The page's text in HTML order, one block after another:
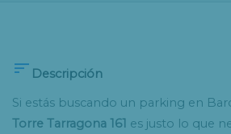
 Descripción
Si estás buscando un parking en
Torre Tarragona 161 es justo lo que